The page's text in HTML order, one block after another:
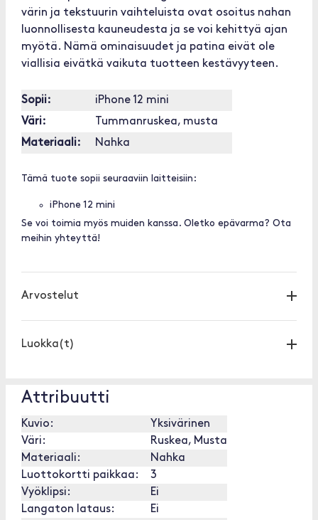
värin ja tekstuurin vaihteluista ovat osoitus nahan
luonnollisesta kauneudesta ja se voi kehittyä ajan
myötä. Nämä ominaisuudet ja patina eivät ole
viallisia eivätkä vaikuta tuotteen kestävyyteen.
Sopii:
iPhone 12 mini
Väri:
Tummanruskea, musta
Materiaali:
Nahka
Tämä tuote sopii seuraaviin laitteisiin:
iPhone 12 mini
Se voi toimia myös muiden kanssa. Oletko epävarma? Ota
meihin yhteyttä!
Arvostelut
Luokka(t)
Attribuutti
Kuvio:
Yksivärinen
Väri:
Ruskea, Musta
Materiaali:
Nahka
Luottokortti paikkaa:
3
Vyöklipsi:
Ei
Langaton lataus:
Ei